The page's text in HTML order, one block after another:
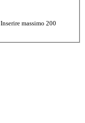
Inserire massimo 200